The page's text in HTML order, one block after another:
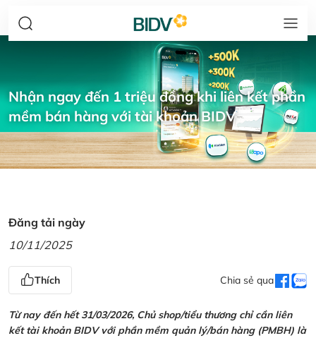
Nhận ngay đến 1 triệu đồng khi liên kết phần
mềm bán hàng với tài khoản BIDV
Đăng tải ngày
10/11/2025
Thích Chia sẻ qua
Từ nay đến hết 31/03/2026, Chủ shop/tiểu thương chỉ cần liên
kết tài khoản BIDV với phần mềm quản lý/bán hàng (PMBH) là